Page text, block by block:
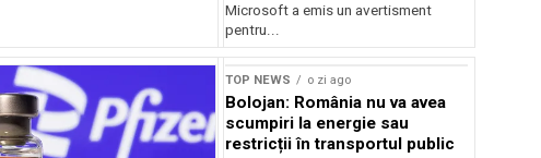
Microsoft a emis un avertisment
pentru...
TOP NEWS o zi ago
Bolojan: România nu va avea
scumpiri la energie sau
restricții în transportul public